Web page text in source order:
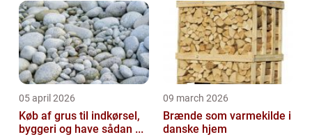
05 april 2026
Køb af grus til indkørsel,
byggeri og have sådan ...
09 march 2026
Brænde som varmekilde i
danske hjem